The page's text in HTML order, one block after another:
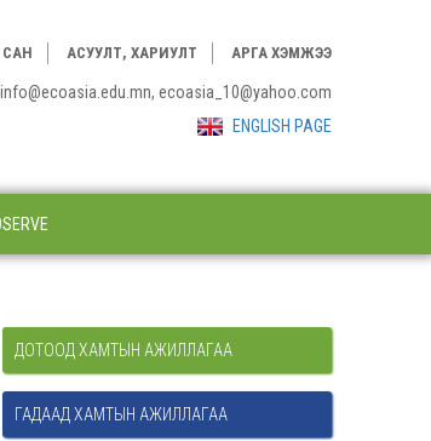
АСУУЛТ, ХАРИУЛТ АРГА ХЭМЖЭЭ
ecoasia_10@yahoo.com
ENGLISH PAGE
ДОТООД ХАМТЫН АЖИЛЛАГАА
ГАДААД ХАМТЫН АЖИЛЛАГАА